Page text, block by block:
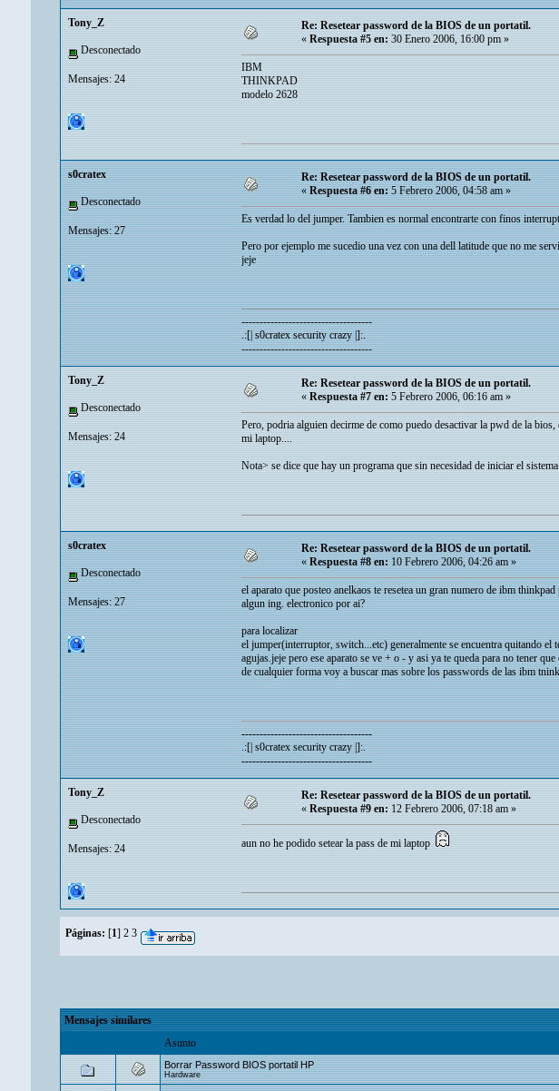
Tony_Z
Desconectado
Mensajes: 24
Re: Resetear password de la BIOS de un portatil.
« Respuesta #5 en: 30 Enero 2006, 16:00 pm »
IBM
THINKPAD
modelo 2628
s0cratex
Desconectado
Mensajes: 27
Re: Resetear password de la BIOS de un portatil.
«Respuesta #6 en:5 Febrero 2006, 04:58 am »
Es verdad lo del jumper. Tambien es normal encontrarte con finos
Pero por ejemplo me sucedio una vez con una dell latitude que no me
jeje
------------------------------------
.:[| s0cratex security crazy |]:.
------------------------------------
Tony_Z
Desconectado
Mensajes: 24
Re: Resetear password de la BIOS de un portatil.
« Respuesta #7 en: 5 Febrero 2006, 06:16 am »
Pero, podria alguien decirme de como puedo desactivar la pwd de la
mi laptop....
Nota> se dice que hay un programa que sin necesidad de iniciar el
s0cratex
Desconectado
Mensajes: 27
Re: Resetear password de la BIOS de un portatil.
«Respuesta #8 en:10 Febrero 2006, 04:26 am »
el aparato que posteo anelkaos te resetea un gran numero de ibm
algun ing. electronico por ai?
para localizar
el jumper(interruptor, switch...etc) generalmente se encuentra quitando
agujas.jeje pero ese aparato se ve + o - y asi ya te queda para no tener
de cualquier forma voy a buscar mas sobre los passwords de las ibm
------------------------------------
.:[| s0cratex security crazy |]:.
------------------------------------
Tony_Z
Desconectado
Mensajes: 24
Re: Resetear password de la BIOS de un portatil.
« Respuesta #9 en: 12 Febrero 2006, 07:18 am »
aun no he podido setear la pass de mi laptop
Páginas: [1] 2 3
Mensajes similares
Asunto
Borrar Password BIOS portatil HP
Hardware